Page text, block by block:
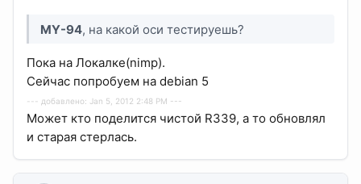
MY-94, на какой оси тестируешь?
Пока на Локалке(nimp).
Сейчас попробуем на debian 5
--- добавлено: Jan 5, 2012 2:48 PM ---
Может кто поделится чистой R339, а то обновлял
и старая стерлась.